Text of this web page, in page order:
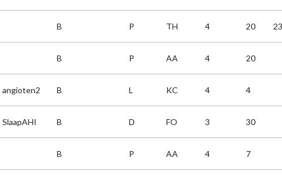
B P TH 4 20 23
B P AA 4 20
angioten2 B L KC 4 4
SlaapAHI B D FO 3 30
B P AA 4 7